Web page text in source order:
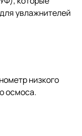
увлажнителей
низкого
осмоса.